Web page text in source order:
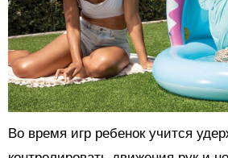
Во время игр ребенок учится